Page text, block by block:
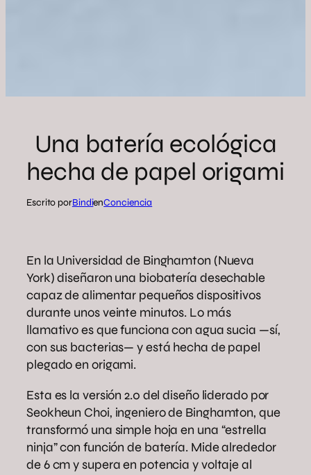
Una batería ecológica
hecha de papel origami
Escrito porBindienConciencia
En la Universidad de Binghamton (Nueva
York) diseñaron una biobatería desechable
capaz de alimentar pequeños dispositivos
durante unos veinte minutos. Lo más
llamativo es que funciona con agua sucia —sí,
con sus bacterias— y está hecha de papel
plegado en origami.
Esta es la versión 2.0 del diseño liderado por
Seokheun Choi, ingeniero de Binghamton, que
transformó una simple hoja en una “estrella
ninja” con función de batería. Mide alrededor
de 6 cm y supera en potencia y voltaje al